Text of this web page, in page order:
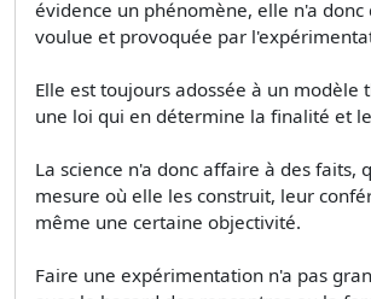
évidence un phénomène, elle n'a donc
voulue et provoquée par
Elle est toujours adossée à un modèle
une loi qui en détermine la finalité et
La science n'a donc affaire à des faits,
mesure où elle les construit, leur
même une certaine objectivité.
Faire une expérimentation n'a pas